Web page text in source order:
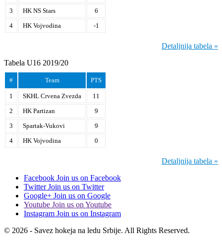
3
HK NS Stars
6
4
HK Vojvodina -1
Detaljnija tabela »
Tabela U16 2019/20
# Team PTS
1 SKHL Crvena Zvezda
11
2
HK Partizan
9
3
Spartak-Vukovi
9
4
HK Vojvodina 0
Detaljnija tabela »
Facebook Join us on Facebook
Twitter Join us on Twitter
Google+ Join us on Google
Youtube Join us on Youtube
Instagram Join us on Instagram
© 2026 - Savez hokeja na ledu Srbije. All Rights Reserved.